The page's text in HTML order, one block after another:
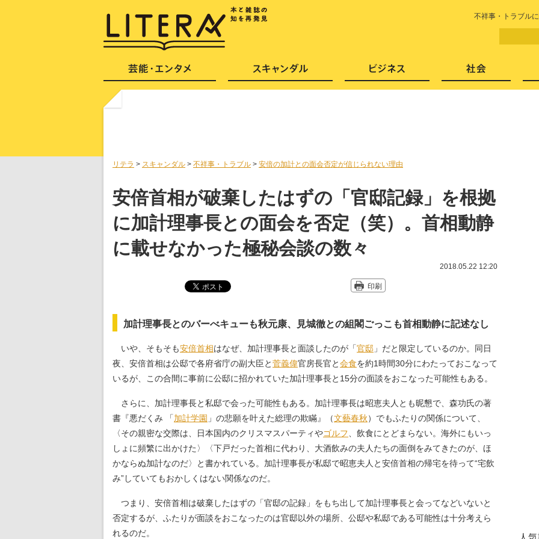
不祥事・トラブル
リテラ > スキャンダル > 不祥事・トラブル > 安倍の加計との面会否定が信じられない理由
安倍首相が破棄したはずの「官邸記録」を根拠
に加計理事長との面会を否定（笑）。首相動静
に載せなかった極秘会談の数々
2018.05.22 12:20
印刷
加計理事長とのバーべキューも秋元康、見城徹との組閣ごっこも首相動静に記述なし
いや、そもそも安倍首相はなぜ、加計理事長と面談したのが「官邸 」だと限定しているのか。同日
夜、安倍首相は公邸で各府省庁の副大臣と菅義偉官房長官と会食を約1時間30分にわたっておこなって
いるが、この合間に事前に公邸に招かれていた加計理事長と15分の面談をおこなった可能性もある。
さらに、加計理事長と私邸で会った可能性もある。加計理事長は昭恵夫人とも昵懇で、森功氏の著
書『悪だくみ 「加計学園 」の悲願を叶えた総理の欺瞞』（文藝春秋）でもふたりの関係について、
〈その親密な交際は、日本国内のクリスマスパーティやゴルフ 、飲食にとどまらない。海外にもいっ
しょに頻繁に出かけた〉〈下戸だった首相に代わり、大酒飲みの夫人たちの面倒をみてきたのが、ほ
かならぬ加計なのだ〉と書かれている。加計理事長が私邸で昭恵夫人と安倍首相の帰宅を待って“宅飲
み”していてもおかしくはない関係なのだ。
つまり、安倍首相は破棄したはずの「官邸の記録」をもち出して加計理事長と会ってなどいないと
否定するが、ふたりが面談をおこなったのは官邸以外の場所、公邸や私邸である可能性は十分考えら
れるのだ。
芸能・エンタメ スキャンダル